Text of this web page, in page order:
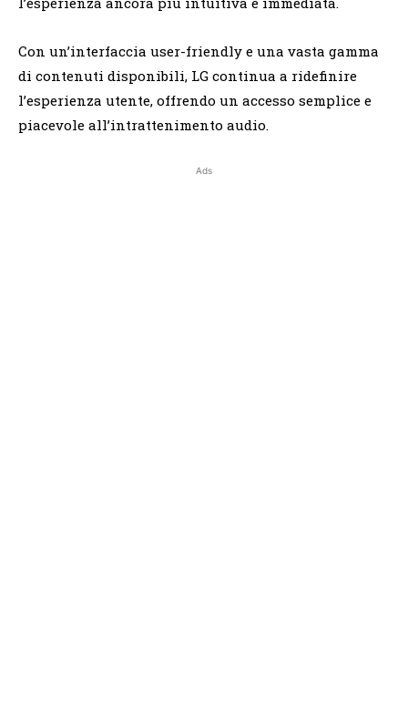
Con un’interfaccia user-friendly e una vasta gamma
di contenuti disponibili, LG continua a ridefinire
l’esperienza utente, offrendo un accesso semplice e
piacevole all’intrattenimento audio.
Ads